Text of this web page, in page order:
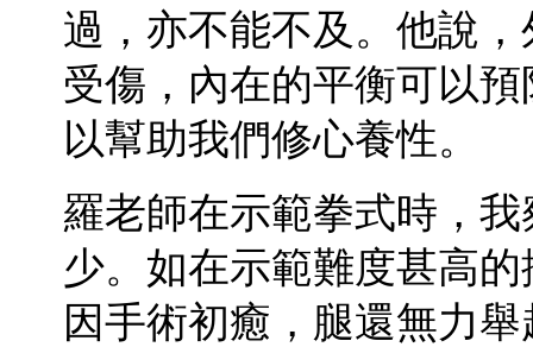
過，亦不能不及。他說
受傷，內在的平衡可以
以幫助我們修心養性。
羅老師在示範拳式時，
少。如在示範難度甚高
因手術初癒，腿還無力